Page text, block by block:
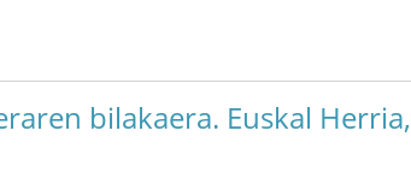
bilakaera. Euskal Herria,